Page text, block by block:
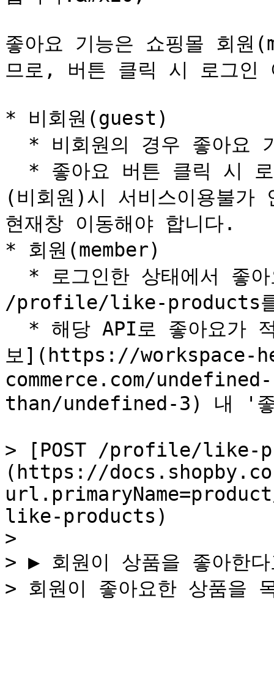
좋아요 기능은 쇼핑몰 회원
므로, 버튼 클릭 시 로그인
* 비회원(guest)
(비회원)시 서비스이용불가
현재창 이동해야 합니다.
* 회원(member)
/profile/like-products를
보](https://workspace-
commerce.com/
than/undefined-3) 내 '좋
> [POST /profile/like-
(https://
like-products)
>
> ▶ 회원이 상품을 좋아한